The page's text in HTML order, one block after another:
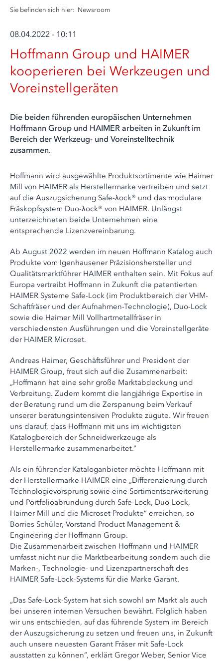
Sie befinden sich hier: Newsroom
08.04.2022 - 10:11
Hoffmann Group und HAIMER
kooperieren bei Werkzeugen und
Voreinstellgeräten
Die beiden führenden europäischen Unternehmen
Hoffmann Group und HAIMER arbeiten in Zukunft im
Bereich der Werkzeug- und Voreinstelltechnik
zusammen.
Hoffmann wird ausgewählte Produktsortimente wie Haimer
Mill von HAIMER als Herstellermarke vertreiben und setzt
auf die Auszugsicherung Safe-λock® und das modulare
Fräskopfsystem Duo-λock® von HAIMER. Unlängst
unterzeichneten beide Unternehmen eine
entsprechende Lizenzvereinbarung.
Ab August 2022 werden im neuen Hoffmann Katalog auch
Produkte vom Igenhausener Präzisionshersteller und
Qualitätsmarktführer HAIMER enthalten sein. Mit Fokus auf
Europa vertreibt Hoffmann in Zukunft die patentierten
HAIMER Systeme Safe-Lock (im Produktbereich der VHM-
Schaftfräser und der Aufnahmen-Technologie), Duo-Lock
sowie die Haimer Mill Vollhartmetallfräser in
verschiedensten Ausführungen und die Voreinstellgeräte
der HAIMER Microset.
Andreas Haimer, Geschäftsführer und President der
HAIMER Group, freut sich auf die Zusammenarbeit:
„Hoffmann hat eine sehr große Marktabdeckung und
Verbreitung. Zudem kommt die langjährige Expertise in
der Beratung rund um die Zerspanung beim Verkauf
unserer beratungsintensiven Produkte zugute. Wir freuen
uns darauf, dass Hoffmann mit uns im wichtigsten
Katalogbereich der Schneidwerkzeuge als
Herstellermarke zusammenarbeitet.“
Als ein führender Kataloganbieter möchte Hoffmann mit
der Herstellermarke HAIMER eine „Differenzierung durch
Technologievorsprung sowie eine Sortimentserweiterung
und Portfolioabrundung durch Safe-Lock, Duo-Lock,
Haimer Mill und die Microset Produkte“ erreichen, so
Borries Schüler, Vorstand Product Management &
Engineering der Hoffmann Group.
Die Zusammenarbeit zwischen Hoffmann und HAIMER
umfasst nicht nur die Marktbearbeitung sondern auch die
Marken-, Technologie- und Lizenzpartnerschaft des
HAIMER Safe-Lock-Systems für die Marke Garant.
„Das Safe-Lock-System hat sich sowohl am Markt als auch
bei unseren internen Versuchen bewährt. Folglich haben
wir uns entschieden, auf das führende System im Bereich
der Auszugsicherung zu setzen und freuen uns, in Zukunft
auch unsere neuesten Garant Fräser mit Safe-Lock
ausstatten zu können“, erklärt Gregor Weber, Senior Vice